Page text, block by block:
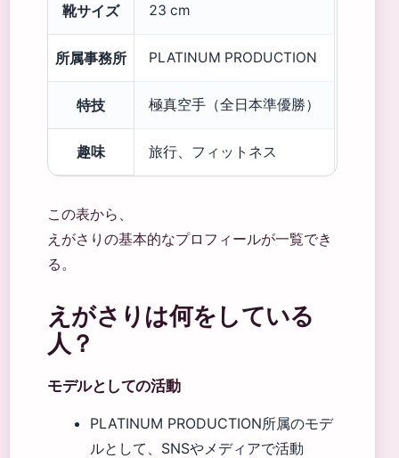
靴サイズ 23 cm
所属事務所 PLATINUM PRODUCTION
特技 極真空手（全日本準優勝）
趣味 旅行、フィットネス
この表から、
えがさりの基本的なプロフィールが一覧でき
る。
えがさりは何をしている
人？
モデルとしての活動
PLATINUM PRODUCTION所属のモデ
ルとして、SNSやメディアで活動